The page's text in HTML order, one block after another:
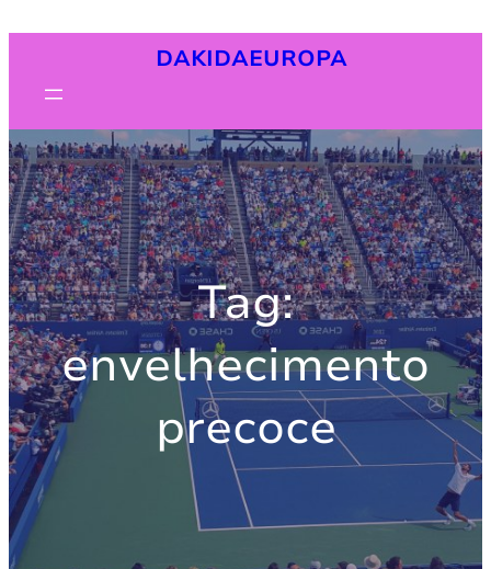
conteúdo
DAKIDAEUROPA
Tag:
envelhecimento
precoce